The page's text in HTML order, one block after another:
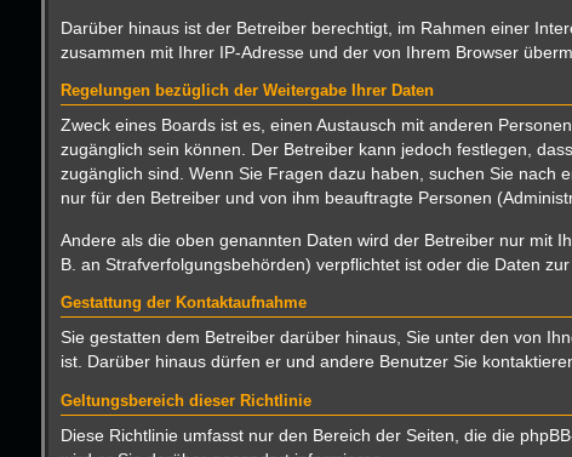
Darüber hinaus ist der Betreiber berechtigt, im Rahmen einer
zusammen mit Ihrer IP-Adresse und der von Ihrem Browser
Regelungen bezüglich der Weitergabe Ihrer Daten
Zweck eines Boards ist es, einen Austausch mit anderen
zugänglich sein können. Der Betreiber kann jedoch festlegen,
zugänglich sind. Wenn Sie Fragen dazu haben, suchen Sie nach
nur für den Betreiber und von ihm beauftragte Personen
Andere als die oben genannten Daten wird der Betreiber nur mit
B. an Strafverfolgungsbehörden) verpflichtet ist oder die Daten
Gestattung der Kontaktaufnahme
Sie gestatten dem Betreiber darüber hinaus, Sie unter den von
ist. Darüber hinaus dürfen er und andere Benutzer Sie
Geltungsbereich dieser Richtlinie
Diese Richtlinie umfasst nur den Bereich der Seiten, die die